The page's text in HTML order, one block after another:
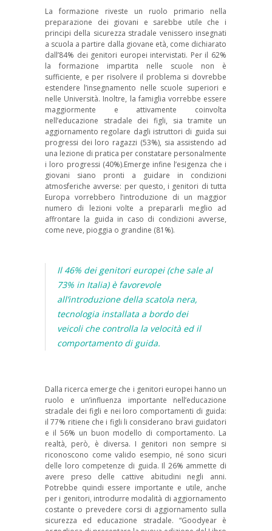
La formazione riveste un ruolo primario nella
preparazione dei giovani e sarebbe utile che i
principi della sicurezza stradale venissero insegnati
a scuola a partire dalla giovane età, come dichiarato
dall’84% dei genitori europei intervistati. Per il 62%
la formazione impartita nelle scuole non è
sufficiente, e per risolvere il problema si dovrebbe
estendere l’insegnamento nelle scuole superiori e
nelle Università. Inoltre, la famiglia vorrebbe essere
maggiormente e attivamente coinvolta
nell’educazione stradale dei figli, sia tramite un
aggiornamento regolare dagli istruttori di guida sui
progressi dei loro ragazzi (53%), sia assistendo ad
una lezione di pratica per constatare personalmente
i loro progressi (40%).Emerge infine l’esigenza che i
giovani siano pronti a guidare in condizioni
atmosferiche avverse: per questo, i genitori di tutta
Europa vorrebbero l’introduzione di un maggior
numero di lezioni volte a prepararli meglio ad
affrontare la guida in caso di condizioni avverse,
come neve, pioggia o grandine (81%).
Il 46% dei genitori europei (che sale al
73% in Italia) è favorevole
all’introduzione della scatola nera,
tecnologia installata a bordo dei
veicoli che controlla la velocità ed il
comportamento di guida.
Dalla ricerca emerge che i genitori europei hanno un
ruolo e un’influenza importante nell’educazione
stradale dei figli e nei loro comportamenti di guida:
il 77% ritiene che i figli li considerano bravi guidatori
e il 56% un buon modello di comportamento. La
realtà, però, è diversa. I genitori non sempre si
riconoscono come valido esempio, né sono sicuri
delle loro competenze di guida. Il 26% ammette di
avere preso delle cattive abitudini negli anni.
Potrebbe quindi essere importante e utile, anche
per i genitori, introdurre modalità di aggiornamento
costante o prevedere corsi di aggiornamento sulla
sicurezza ed educazione stradale. “Goodyear è